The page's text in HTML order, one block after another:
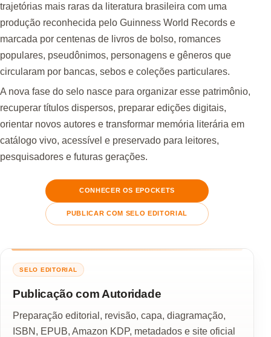
trajetórias mais raras da literatura brasileira com uma
produção reconhecida pelo Guinness World Records e
marcada por centenas de livros de bolso, romances
populares, pseudônimos, personagens e gêneros que
circularam por bancas, sebos e coleções particulares.
A nova fase do selo nasce para organizar esse patrimônio,
recuperar títulos dispersos, preparar edições digitais,
orientar novos autores e transformar memória literária em
catálogo vivo, acessível e preservado para leitores,
pesquisadores e futuras gerações.
CONHECER OS EPOCKETS
PUBLICAR COM SELO EDITORIAL
SELO EDITORIAL
Publicação com Autoridade
Preparação editorial, revisão, capa, diagramação,
ISBN, EPUB, Amazon KDP, metadados e site oficial